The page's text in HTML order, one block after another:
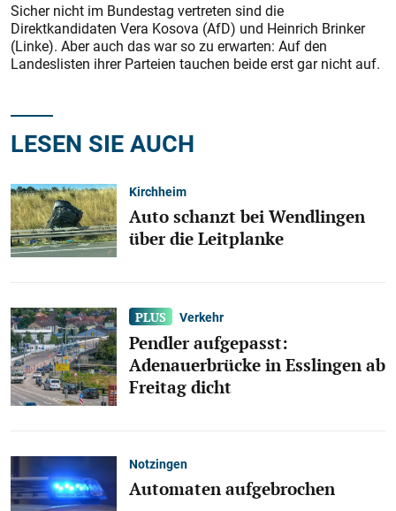
Sicher nicht im Bundestag vertreten sind die
Direktkandidaten Vera Kosova (AfD) und Heinrich Brinker
(Linke). Aber auch das war so zu erwarten: Auf den
Landeslisten ihrer Parteien tauchen beide erst gar nicht auf.
LESEN SIE AUCH
Kirchheim
Auto schanzt bei Wendlingen
über die Leitplanke
Verkehr
Pendler aufgepasst:
Adenauerbrücke in Esslingen ab
Freitag dicht
Notzingen
Automaten aufgebrochen